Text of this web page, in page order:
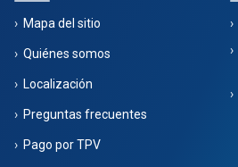
Mapa del sitio
Quiénes somos
Localización
Preguntas frecuentes
Pago por TPV